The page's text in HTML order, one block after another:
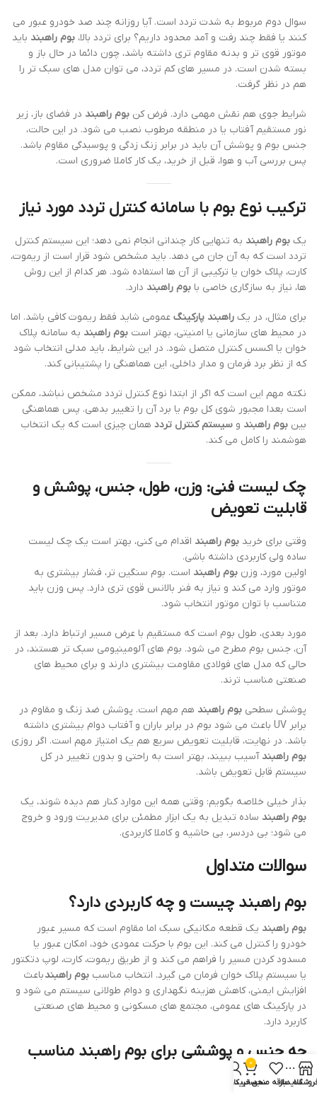
سوال دوم مربوط به شدت تردد است. آیا روزانه چند صد خودرو عبور می
کنند یا فقط چند رفت و آمد محدود داریم؟ برای تردد بالا، بوم راهبند باید
موتور قوی تر و بدنه مقاوم تری داشته باشد، چون دائما در حال باز و
بسته شدن است. در مسیر های کم تردد، می توان مدل های سبک تر را
هم در نظر گرفت.
شرایط جوی هم نقش مهمی دارد. فرض کن بوم راهبند در فضای باز، زیر
نور مستقیم آفتاب یا در منطقه مرطوب نصب می شود. در این حالت،
جنس بوم و پوشش آن باید در برابر زنگ زدگی و پوسیدگی مقاوم باشد.
پس بررسی آب و هوا، قبل از خرید، یک کار کاملا ضروری است.
ترکیب نوع بوم با سامانه کنترل تردد مورد نیاز
یک بوم راهبند به تنهایی کار چندانی انجام نمی دهد؛ این سیستم کنترل
تردد است که به آن جان می دهد. باید مشخص شود قرار است از ریموت،
کارت، پلاک خوان یا ترکیبی از آن ها استفاده شود. هر کدام از این روش
ها، نیاز به سازگاری خاصی با بوم راهبند دارد.
برای مثال، در یک راهبند پارکینگ عمومی شاید فقط ریموت کافی باشد. اما
در محیط های سازمانی یا امنیتی، بهتر است بوم راهبند به سامانه پلاک
خوان یا اکسس کنترل متصل شود. در این شرایط، باید مدلی انتخاب شود
که از نظر برد فرمان و مدار داخلی، این هماهنگی را پشتیبانی کند.
نکته مهم این است که اگر از ابتدا نوع کنترل تردد مشخص نباشد، ممکن
است بعدا مجبور شوی کل بوم یا برد آن را تغییر بدهی. پس هماهنگی
بین بوم راهبند و سیستم کنترل تردد همان چیزی است که یک انتخاب
هوشمند را کامل می کند.
چک لیست فنی: وزن، طول، جنس، پوشش و
قابلیت تعویض
وقتی برای خرید بوم راهبند اقدام می کنی، بهتر است یک چک لیست
ساده ولی کاربردی داشته باشی.
اولین مورد، وزن بوم راهبند است. بوم سنگین تر، فشار بیشتری به
موتور وارد می کند و نیاز به فنر بالانس قوی تری دارد. پس وزن باید
متناسب با توان موتور انتخاب شود.
مورد بعدی، طول بوم است که مستقیم با عرض مسیر ارتباط دارد. بعد از
آن، جنس بوم مطرح می شود. بوم های آلومینیومی سبک تر هستند، در
حالی که مدل های فولادی مقاومت بیشتری دارند و برای محیط های
صنعتی مناسب ترند.
پوشش سطحی بوم راهبند هم مهم است. پوشش ضد زنگ و مقاوم در
برابر UV باعث می شود بوم در برابر باران و آفتاب دوام بیشتری داشته
باشد. در نهایت، قابلیت تعویض سریع هم یک امتیاز مهم است. اگر روزی
بوم راهبند آسیب ببیند، بهتر است به راحتی و بدون تغییر در کل
سیستم قابل تعویض باشد.
بذار خیلی خلاصه بگویم: وقتی همه این موارد کنار هم دیده شوند، یک
بوم راهبند ساده تبدیل به یک ابزار مطمئن برای مدیریت ورود و خروج
می شود؛ بی دردسر، بی حاشیه و کاملا کاربردی.
سوالات متداول
بوم راهبند چیست و چه کاربردی دارد؟
بوم راهبند یک قطعه مکانیکی سبک اما مقاوم است که مسیر عبور
خودرو را کنترل می کند. این بوم با حرکت عمودی خود، امکان عبور یا
مسدود کردن مسیر را فراهم می کند و از طریق ریموت، کارت، لوپ دتکتور
یا سیستم پلاک خوان فرمان می گیرد. انتخاب مناسب بوم راهبندباعث
افزایش ایمنی، کاهش هزینه نگهداری و دوام طولانی سیستم می شود و
در پارکینگ های عمومی، مجتمع های مسکونی و محیط های صنعتی
کاربرد دارد.
چه جنس و پوششی برای بوم راهبند مناسب
است؟
سایدبارعلاقه مندی
0
سبد خرید
حساب کاربری من